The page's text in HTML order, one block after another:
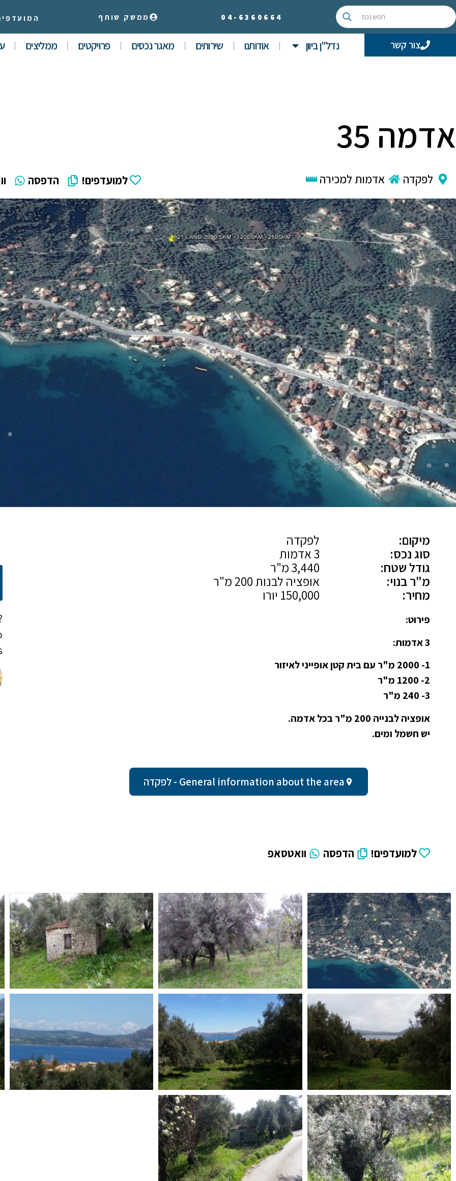
04- 6360664 ממשק שותף
צור קשר נדל"ן ביוון אודותנו שירותים מאגר נכסים פרויקטים ממליצים
אדמה 35
לפקדה אדמות למכירה למועדפים! הדפסה
מיקום:
לפקדה
סוג נכס:
גודל שטח:
מ"ר בנוי:
אופציה לבנות 200 מ"ר
מחיר:
פירוט:
3 אדמות:
1- 2000 מ"ר עם בית קטן אופייני לאיזור
2- 1200 מ"ר
3- 240 מ"ר
אופציה לבנייה 200 מ"ר בכל אדמה.
יש חשמל ומים.
General information about the area - לפקדה
למועדפים! הדפסה וואטסאפ